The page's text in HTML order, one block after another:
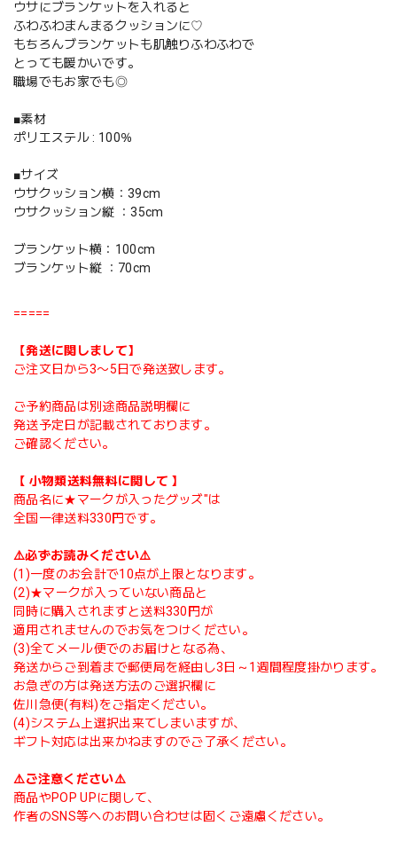
ウサにブランケットを入れると
ふわふわまんまるクッションに♡
もちろんブランケットも肌触りふわふわで
とっても暖かいです。
職場でもお家でも◎
■素材
ポリエステル : 100％
■サイズ
ウサクッション横：39cm
ウサクッション縦 ：35cm
ブランケット横：100cm
ブランケット縦 ：70cm
=====
【発送に関しまして】
ご注文日から3〜5日で発送致します。
ご予約商品は別途商品説明欄に
発送予定日が記載されております。
ご確認ください。
【 小物類送料無料に関して 】
商品名に★マークが入ったグッズ"は
全国一律送料330円です。
⚠️必ずお読みください⚠️
(1)一度のお会計で10点が上限となります。
(2)★マークが入っていない商品と
同時に購入されますと送料330円が
適用されませんのでお気をつけください。
(3)全てメール便でのお届けとなる為、
発送からご到着まで郵便局を経由し3日～1週間程度掛かります。
お急ぎの方は発送方法のご選択欄に
佐川急便(有料)をご指定ください。
(4)システム上選択出来てしまいますが、
ギフト対応は出来かねますのでご了承ください。
⚠️ご注意ください⚠️
商品やPOP UPに関して、
作者のSNS等へのお問い合わせは固くご遠慮ください。